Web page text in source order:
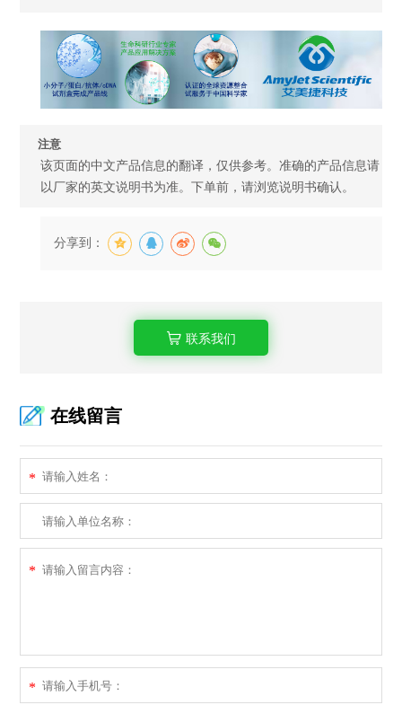
注意
该页面的中文产品信息的翻译，仅供参考。准确的产品信息请
以厂家的英文说明书为准。下单前，请浏览说明书确认。
分享到：
联系我们
在线留言
*
*
*